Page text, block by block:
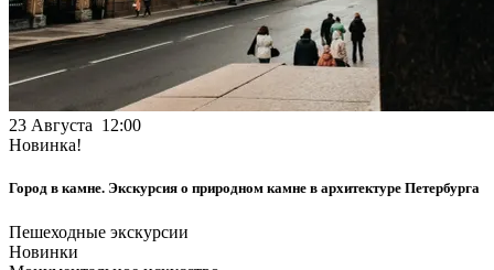
23 Августа 12:00
Новинка!
Город в камне. Экскурсия о природном камне в архитектуре Петербурга
Пешеходные экскурсии
Новинки